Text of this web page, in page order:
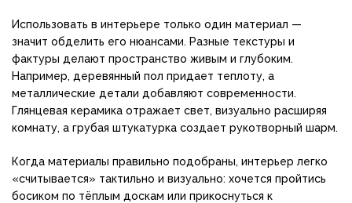
Использовать в интерьере только один материал —
значит обделить его нюансами. Разные текстуры и
фактуры делают пространство живым и глубоким.
Например, деревянный пол придает теплоту, а
металлические детали добавляют современности.
Глянцевая керамика отражает свет, визуально расширяя
комнату, а грубая штукатурка создает рукотворный шарм.
Когда материалы правильно подобраны, интерьер легко
«считывается» тактильно и визуально: хочется пройтись
босиком по тёплым доскам или прикоснуться к